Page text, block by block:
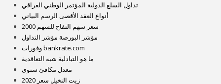
تداول السلع الدولية المؤتمر الوطني العراقي
أنواع العقد الأقصى الرسم البياني
سعر سهم التفاح للسهم 2000
مؤشر البورصة مؤشر التداول
وفورات bankrate.com
ما هو التبادلية شبه التعاقدية
معدل مكافئ سنوي
زيت النخيل سعر 2020